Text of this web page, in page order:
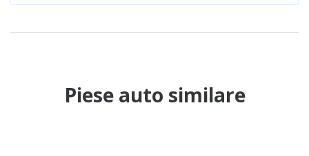
Piese auto similare